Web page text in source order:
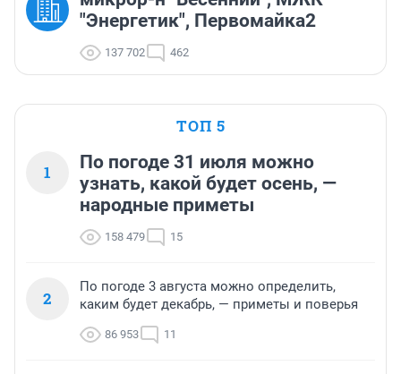
"Энергетик", Первомайка2
137 702 462
ТОП 5
1
По погоде 31 июля можно
узнать, какой будет осень, —
народные приметы
158 479 15
2
По погоде 3 августа можно определить,
каким будет декабрь, — приметы и поверья
86 953 11